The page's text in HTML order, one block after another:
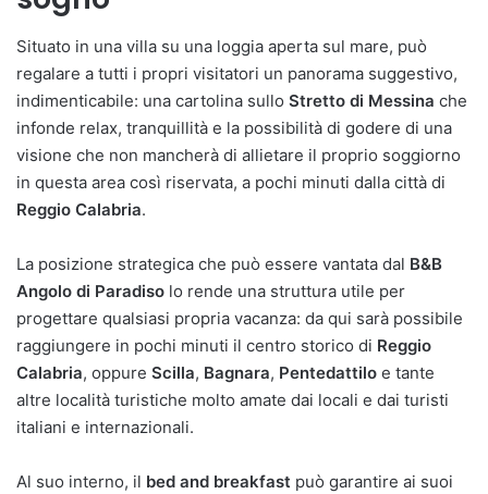
Situato in una villa su una loggia aperta sul mare, può
regalare a tutti i propri visitatori un panorama suggestivo,
indimenticabile: una cartolina sullo Stretto di Messina che
infonde relax, tranquillità e la possibilità di godere di una
visione che non mancherà di allietare il proprio soggiorno
in questa area così riservata, a pochi minuti dalla città di
Reggio Calabria.
La posizione strategica che può essere vantata dal B&B
Angolo di Paradiso lo rende una struttura utile per
progettare qualsiasi propria vacanza: da qui sarà possibile
raggiungere in pochi minuti il centro storico di Reggio
Calabria, oppure Scilla, Bagnara, Pentedattilo e tante
altre località turistiche molto amate dai locali e dai turisti
italiani e internazionali.
Al suo interno, il bed and breakfast può garantire ai suoi